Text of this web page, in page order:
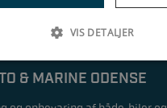
& MARINE ODENSE
VIS DETALJER